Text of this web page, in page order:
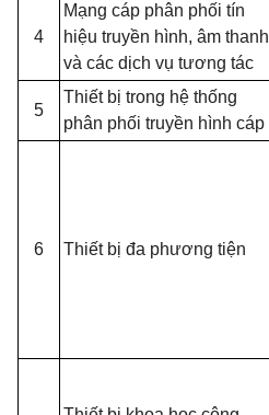
4
Mạng cáp phân phối tín
hiệu truyền hình, âm thanh
và các dịch vụ tương tác
5
Thiết bị trong hệ thống
phân phối truyền hình cáp
6 Thiết bị đa phương tiện